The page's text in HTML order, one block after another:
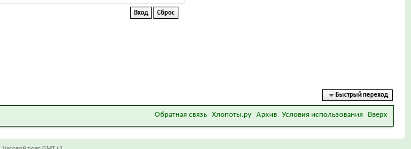
Быстрый переход
Обратная связь Хлопоты.ру Архив Условия использования Вверх